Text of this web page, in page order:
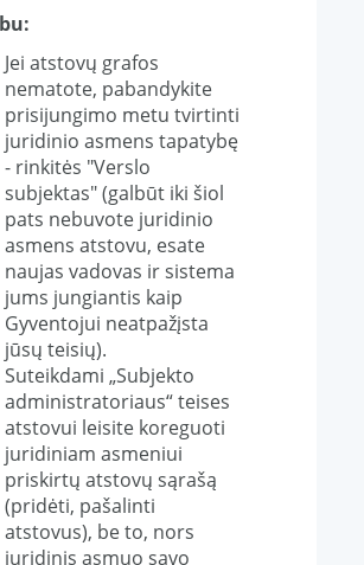
Jei atstovų grafos
nematote, pabandykite
prisijungimo metu tvirtinti
juridinio asmens tapatybę
- rinkitės "Verslo
subjektas" (galbūt iki šiol
pats nebuvote juridinio
asmens atstovu, esate
naujas vadovas ir sistema
jums jungiantis kaip
Gyventojui neatpažįsta
jūsų teisių).
Suteikdami „Subjekto
administratoriaus“ teises
atstovui leisite koreguoti
juridiniam asmeniui
priskirtų atstovų sąrašą
(pridėti, pašalinti
atstovus), be to, nors
juridinis asmuo savo